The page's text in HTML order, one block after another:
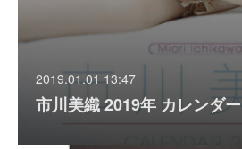
2019.01.01 13:47
市川美織 2019年 カレンダー